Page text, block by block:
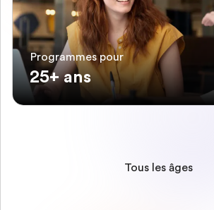
Programmes pour
25+ ans
Tous les âges